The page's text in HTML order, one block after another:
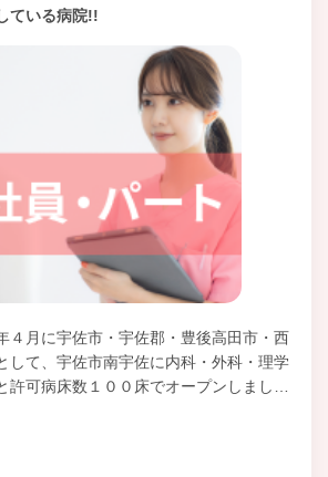
ている病院!!
４月に宇佐市・宇佐郡・豊後高田市・西
して、宇佐市南宇佐に内科・外科・理学
許可病床数１００床でオープンしまし